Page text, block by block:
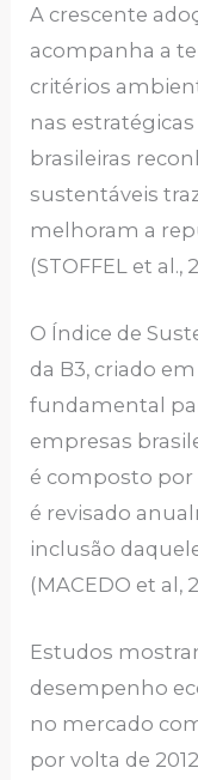
A crescente
acompanha a
critérios
nas
brasileiras
sustentáveis
melhoram a
(STOFFEL et al.,
O Índice de
da B3, criado
fundamental
empresas
é composto por
é revisado
inclusão
(MACEDO et al,
Estudos
desempenho
no mercado
por volta de